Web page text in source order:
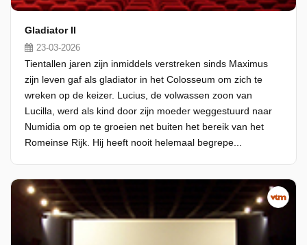
Gladiator II
23-03-2026
Tientallen jaren zijn inmiddels verstreken sinds Maximus
zijn leven gaf als gladiator in het Colosseum om zich te
wreken op de keizer. Lucius, de volwassen zoon van
Lucilla, werd als kind door zijn moeder weggestuurd naar
Numidia om op te groeien net buiten het bereik van het
Romeinse Rijk. Hij heeft nooit helemaal begrepe...